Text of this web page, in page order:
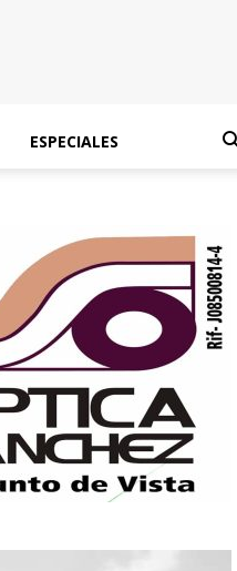
ESPECIALES